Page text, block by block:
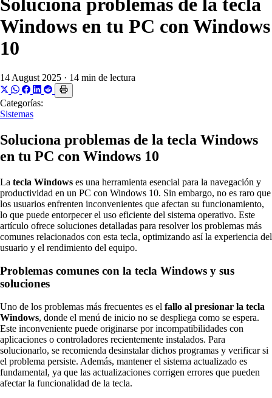
Soluciona problemas de la tecla
Windows en tu PC con Windows
10
14 August 2025 · 14 min de lectura
Categorías:
Sistemas
Soluciona problemas de la tecla Windows
en tu PC con Windows 10
La tecla Windows es una herramienta esencial para la navegación y
productividad en un PC con Windows 10. Sin embargo, no es raro que
los usuarios enfrenten inconvenientes que afectan su funcionamiento,
lo que puede entorpecer el uso eficiente del sistema operativo. Este
artículo ofrece soluciones detalladas para resolver los problemas más
comunes relacionados con esta tecla, optimizando así la experiencia del
usuario y el rendimiento del equipo.
Problemas comunes con la tecla Windows y sus
soluciones
Uno de los problemas más frecuentes es el fallo al presionar la tecla
Windows, donde el menú de inicio no se despliega como se espera.
Este inconveniente puede originarse por incompatibilidades con
aplicaciones o controladores recientemente instalados. Para
solucionarlo, se recomienda desinstalar dichos programas y verificar si
el problema persiste. Además, mantener el sistema actualizado es
fundamental, ya que las actualizaciones corrigen errores que pueden
afectar la funcionalidad de la tecla.